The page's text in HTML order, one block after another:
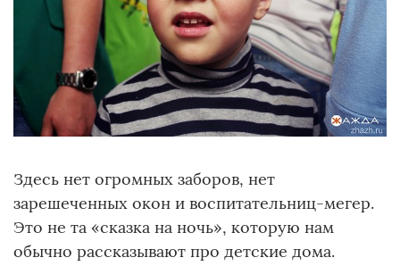
Здесь нет огромных заборов, нет
зарешеченных окон и воспитательниц-мегер.
Это не та «сказка на ночь», которую нам
обычно рассказывают про детские дома.